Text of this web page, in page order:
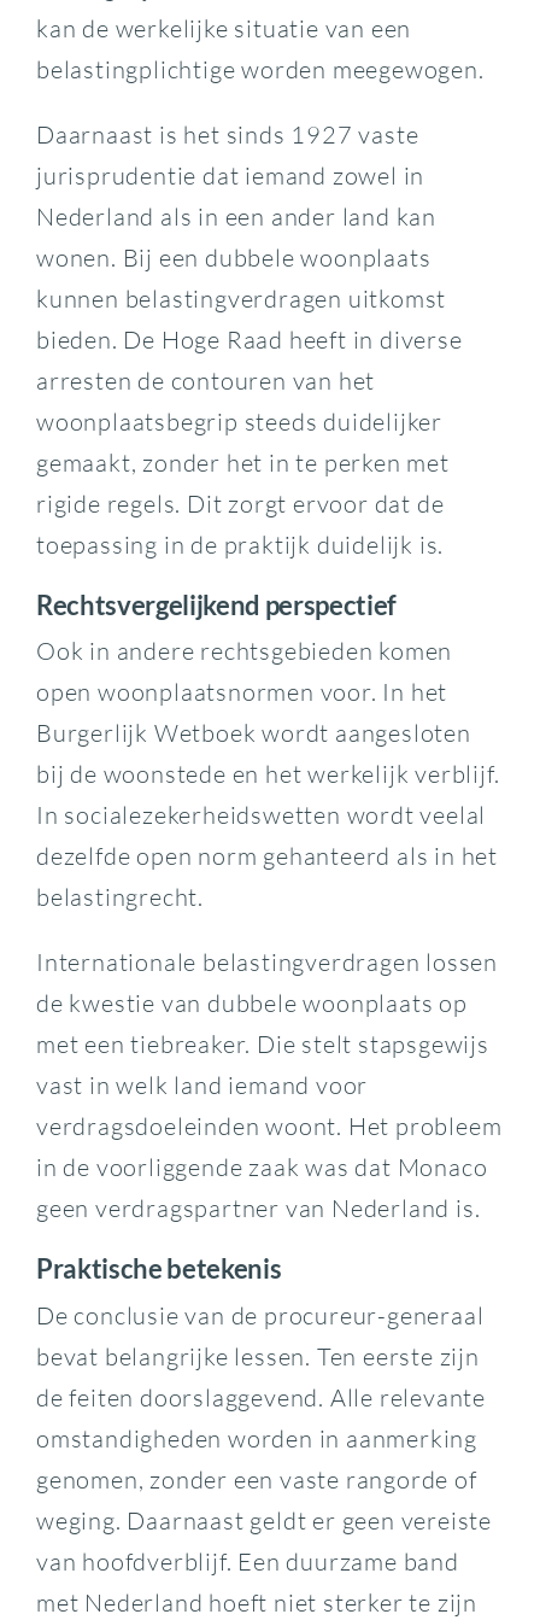
kan de werkelijke situatie van een
belastingplichtige worden meegewogen.
Daarnaast is het sinds 1927 vaste
jurisprudentie dat iemand zowel in
Nederland als in een ander land kan
wonen. Bij een dubbele woonplaats
kunnen belastingverdragen uitkomst
bieden. De Hoge Raad heeft in diverse
arresten de contouren van het
woonplaatsbegrip steeds duidelijker
gemaakt, zonder het in te perken met
rigide regels. Dit zorgt ervoor dat de
toepassing in de praktijk duidelijk is.
Rechtsvergelijkend perspectief
Ook in andere rechtsgebieden komen
open woonplaatsnormen voor. In het
Burgerlijk Wetboek wordt aangesloten
bij de woonstede en het werkelijk verblijf.
In socialezekerheidswetten wordt veelal
dezelfde open norm gehanteerd als in het
belastingrecht.
Internationale belastingverdragen lossen
de kwestie van dubbele woonplaats op
met een tiebreaker. Die stelt stapsgewijs
vast in welk land iemand voor
verdragsdoeleinden woont. Het probleem
in de voorliggende zaak was dat Monaco
geen verdragspartner van Nederland is.
Praktische betekenis
De conclusie van de procureur-generaal
bevat belangrijke lessen. Ten eerste zijn
de feiten doorslaggevend. Alle relevante
omstandigheden worden in aanmerking
genomen, zonder een vaste rangorde of
weging. Daarnaast geldt er geen vereiste
van hoofdverblijf. Een duurzame band
met Nederland hoeft niet sterker te zijn